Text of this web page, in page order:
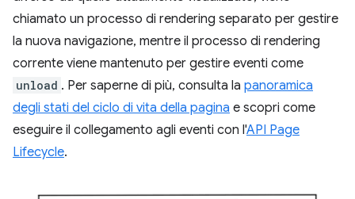
chiamato un processo di rendering separato per gestire
la nuova navigazione, mentre il processo di rendering
corrente viene mantenuto per gestire eventi come
unload . Per saperne di più, consulta la panoramica
degli stati del ciclo di vita della pagina e scopri come
eseguire il collegamento agli eventi con l'API Page
Lifecycle.